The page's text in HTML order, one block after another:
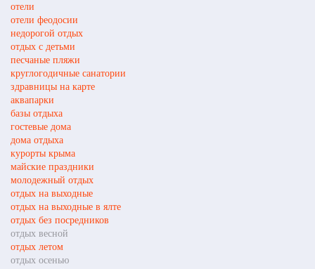
отели
отели феодосии
недорогой отдых
отдых с детьми
песчаные пляжи
круглогодичные санатории
здравницы на карте
аквапарки
базы отдыха
гостевые дома
дома отдыха
курорты крыма
майские праздники
молодежный отдых
отдых на выходные
отдых на выходные в ялте
отдых без посредников
отдых весной
отдых летом
отдых осенью